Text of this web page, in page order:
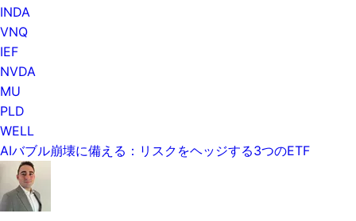
INDA
VNQ
IEF
NVDA
MU
PLD
WELL
AIバブル崩壊に備える：リスクをヘッジする3つのETF